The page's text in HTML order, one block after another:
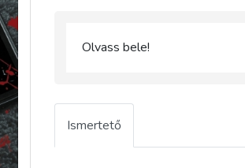
Olvass bele!
Ismertető